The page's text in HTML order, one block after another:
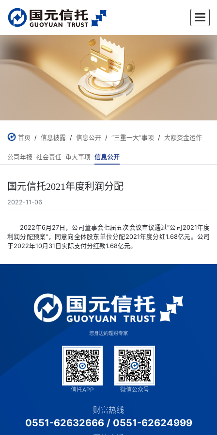
✕
首页 / 信息披露 / 信息公开 / “三重一大”事项 / 大额资金运作
公司年报 社会责任 重大事项 信息公开
国元信托2021年度利润分配
2022-11-06
2022年6月27日，公司董事会七届五次会议审议通过“公司2021年度
利润分配预案"，同意向全体股东单位分配2021年度分红1.68亿元。公司
于2022年10月31日实际支付分红款1.68亿元。
您身边的理财专家
信托APP 微信公众号
财富热线
0551-62632666/ 0551-62624999